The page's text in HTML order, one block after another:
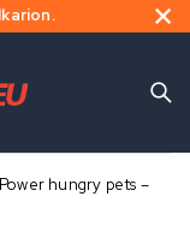
Power hungry pets –